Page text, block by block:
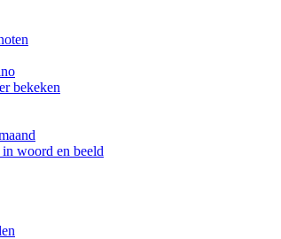
bekeken
woord en beeld